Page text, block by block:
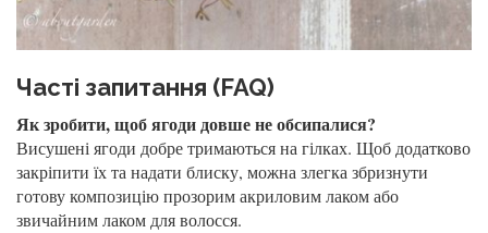
Часті запитання (FAQ)
Як зробити, щоб ягоди довше не обсипалися?
Висушені ягоди добре тримаються на гілках. Щоб додатково
закріпити їх та надати блиску, можна злегка збризнути
готову композицію прозорим акриловим лаком або
звичайним лаком для волосся.